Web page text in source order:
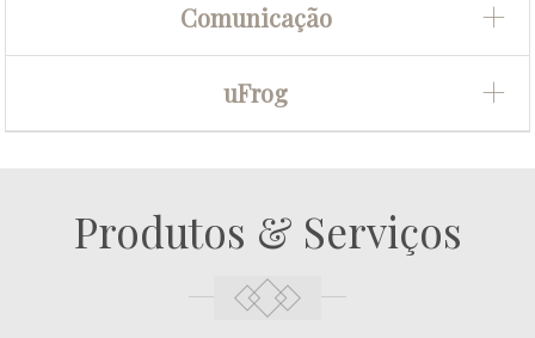
Comunicação
uFrog
Produtos & Serviços